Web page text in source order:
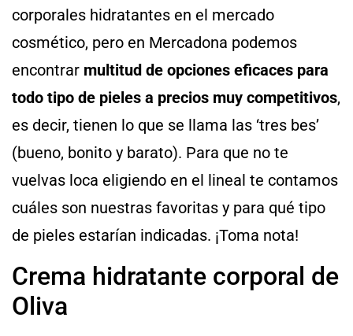
corporales hidratantes en el mercado
cosmético, pero en Mercadona podemos
encontrar multitud de opciones eficaces para
todo tipo de pieles a precios muy competitivos,
es decir, tienen lo que se llama las ‘tres bes’
(bueno, bonito y barato). Para que no te
vuelvas loca eligiendo en el lineal te contamos
cuáles son nuestras favoritas y para qué tipo
de pieles estarían indicadas. ¡Toma nota!
Crema hidratante corporal de
Oliva